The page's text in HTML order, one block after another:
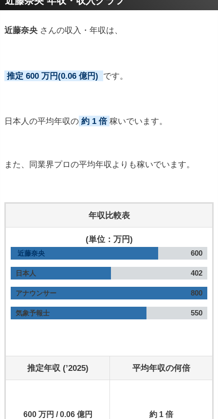
近藤奈央 さんの収入・年収は、
推定 600 万円(0.06 億円) です。
日本人の平均年収の 約 1 倍 稼いでいます。
また、同業界プロの平均年収よりも稼いでいます。
年収比較表
(単位：万円)
近藤奈央 600
日本人 402
アナウンサー 800
気象予報士 550
推定年収 (’2025) 平均年収の何倍
600 万円 / 0.06 億円 約 1 倍